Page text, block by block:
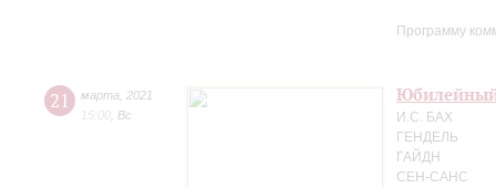
Программу
21 марта
2021
15:00 Вс
Юбилейный
И.С. БАХ
ГЕНДЕЛЬ
ГАЙДН
СЕН-САНС